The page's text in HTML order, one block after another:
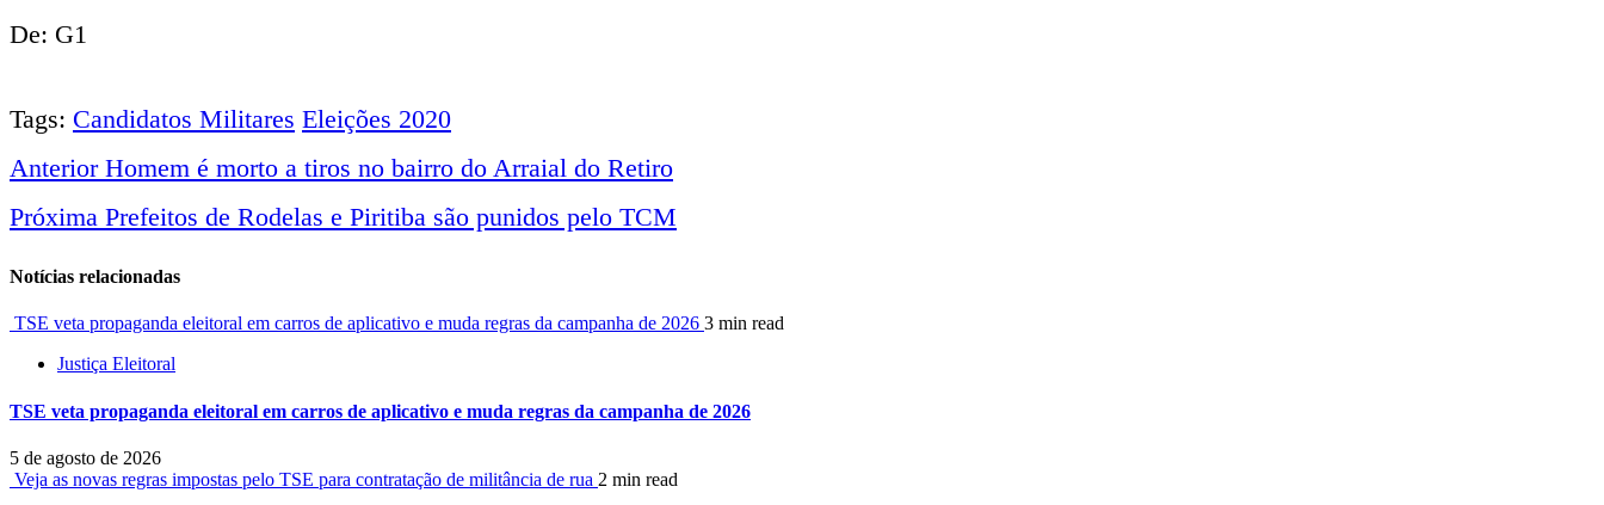
De: G1
Tags: Candidatos Militares Eleições 2020
Navegação
notícias
AnteriorHomem é morto a tiros no bairro do Arraial do Retiro
Próxima Prefeitos de Rodelas e Piritiba são punidos pelo TCM
Notícias relacionadas
TSE veta propaganda eleitoral em carros de aplicativo e muda regras da campanha de 2026 3 min read
Justiça Eleitoral
TSE veta propaganda eleitoral em carros de aplicativo e muda regras da campanha de 2026
5 de agosto de 2026
Veja as novas regras impostas pelo TSE para contratação de militância de rua 2 min read